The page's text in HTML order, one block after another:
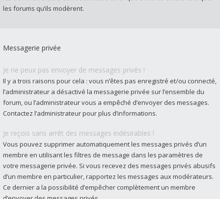
les forums qu’ils modèrent.
Messagerie privée
Je ne peux pas envoyer de messages privés !
Il y a trois raisons pour cela : vous n’êtes pas enregistré et/ou connecté,
l’administrateur a désactivé la messagerie privée sur l’ensemble du
forum, ou l’administrateur vous a empêché d’envoyer des messages.
Contactez l’administrateur pour plus d’informations.
Je reçois sans arrêt des messages indésirables !
Vous pouvez supprimer automatiquement les messages privés d’un
membre en utilisant les filtres de message dans les paramètres de
votre messagerie privée. Si vous recevez des messages privés abusifs
d’un membre en particulier, rapportez les messages aux modérateurs.
Ce dernier a la possibilité d’empêcher complètement un membre